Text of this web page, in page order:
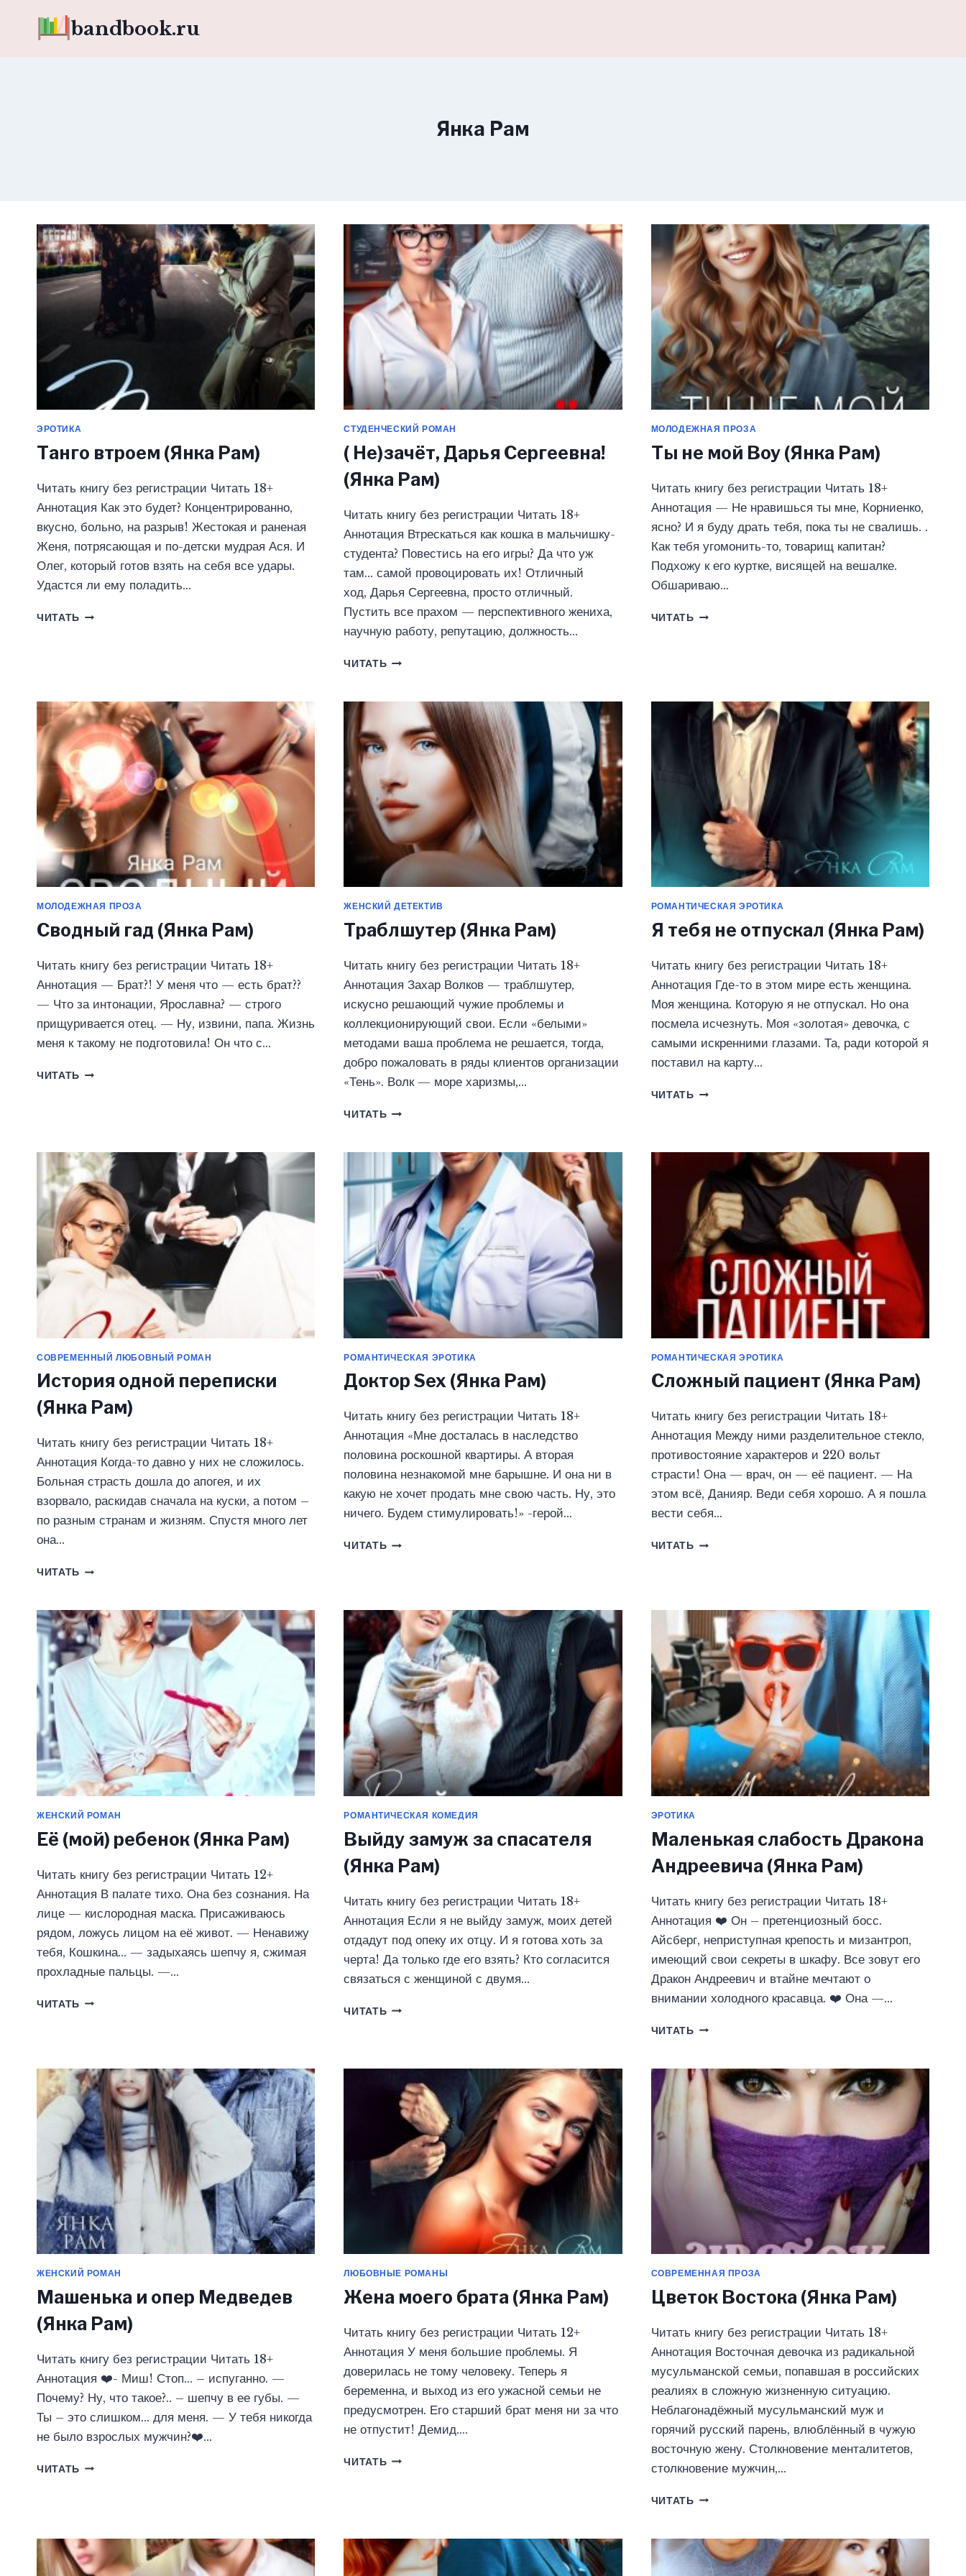
bandbook.ru
Янка Рам
ЭРОТИКА
Танго втроем (Янка Рам)
Читать книгу без регистрации Читать 18+
Аннотация Как это будет? Концентрированно,
вкусно, больно, на разрыв! Жестокая и раненая
Женя, потрясающая и по-детски мудрая Ася. И
Олег, который готов взять на себя все удары.
Удастся ли ему поладить…
ЧИТАТЬ ТАНГО
СТУДЕНЧЕСКИЙ РОМАН
( Не)зачёт, Дарья Сергеевна!
(Янка Рам)
Читать книгу без регистрации Читать 18+
Аннотация Втрескаться как кошка в мальчишку-
студента? Повестись на его игры? Да что уж
там… самой провоцировать их! Отличный
ход, Дарья Сергеевна, просто отличный.
Пустить все прахом — перспективного жениха,
научную работу, репутацию, должность…
ЧИТАТЬ
СЕРГЕЕВНА!
РАМ)
МОЛОДЕЖНАЯ ПРОЗА
Ты не мой Boy (Янка Рам)
Читать книгу без регистрации Читать 18+
Аннотация — Не нравишься ты мне, Корниенко,
ясно? И я буду драть тебя, пока ты не свалишь. .
Как тебя угомонить-то, товарищ капитан?
Подхожу к его куртке, висящей на вешалке.
Обшариваю…
ЧИТАТЬ ТЫ
МОЛОДЕЖНАЯ ПРОЗА
Сводный гад (Янка Рам)
Читать книгу без регистрации Читать 18+
Аннотация — Брат?! У меня что — есть брат??
— Что за интонации, Ярославна? — строго
прищуривается отец. — Ну, извини, папа. Жизнь
меня к такому не подготовила! Он что с…
ЧИТАТЬ СВОДНЫЙ
ЖЕНСКИЙ ДЕТЕКТИВ
Траблшутер (Янка Рам)
Читать книгу без регистрации Читать 18+
Аннотация Захар Волков — траблшутер,
искусно решающий чужие проблемы и
коллекционирующий свои. Если «белыми»
методами ваша проблема не решается, тогда,
добро пожаловать в ряды клиентов организации
«Тень». Волк — море харизмы,…
ЧИТАТЬ ТРАБЛШУТЕР
РОМАНТИЧЕСКАЯ ЭРОТИКА
Я тебя не отпускал (Янка Рам)
Читать книгу без регистрации Читать 18+
Аннотация Где-то в этом мире есть женщина.
Моя женщина. Которую я не отпускал. Но она
посмела исчезнуть. Моя «золотая» девочка, с
самыми искренними глазами. Та, ради которой я
поставил на карту…
ЧИТАТЬ Я
(ЯНКА
СОВРЕМЕННЫЙ ЛЮБОВНЫЙ РОМАН
История одной переписки
(Янка Рам)
Читать книгу без регистрации Читать 18+
Аннотация Когда-то давно у них не сложилось.
Больная страсть дошла до апогея, и их
взорвало, раскидав сначала на куски, а потом –
по разным странам и жизням. Спустя много лет
она…
ЧИТАТЬ ИСТОРИЯ
(ЯНКА
РАМ)
РОМАНТИЧЕСКАЯ ЭРОТИКА
Доктор Sex (Янка Рам)
Читать книгу без регистрации Читать 18+
Аннотация «Мне досталась в наследство
половина роскошной квартиры. А вторая
половина незнакомой мне барышне. И она ни в
какую не хочет продать мне свою часть. Ну, это
ничего. Будем стимулировать!» -герой…
ЧИТАТЬ ДОКТОР
РОМАНТИЧЕСКАЯ ЭРОТИКА
Сложный пациент (Янка Рам)
Читать книгу без регистрации Читать 18+
Аннотация Между ними разделительное стекло,
противостояние характеров и 220 вольт
страсти! Она — врач, он — её пациент. — На
этом всё, Данияр. Веди себя хорошо. А я пошла
вести себя…
ЧИТАТЬ СЛОЖНЫЙ
ЖЕНСКИЙ РОМАН
Её (мой) ребенок (Янка Рам)
Читать книгу без регистрации Читать 12+
Аннотация В палате тихо. Она без сознания. На
лице — кислородная маска. Присаживаюсь
рядом, ложусь лицом на её живот. — Ненавижу
тебя, Кошкина… — задыхаясь шепчу я, сжимая
прохладные пальцы. —…
ЧИТАТЬ ЕЁ
РОМАНТИЧЕСКАЯ КОМЕДИЯ
Выйду замуж за спасателя
(Янка Рам)
Читать книгу без регистрации Читать 18+
Аннотация Если я не выйду замуж, моих детей
отдадут под опеку их отцу. И я готова хоть за
черта! Да только где его взять? Кто согласится
связаться с женщиной с двумя…
ЧИТАТЬ ВЫЙДУ
(ЯНКА
РАМ)
ЭРОТИКА
Маленькая слабость Дракона
Андреевича (Янка Рам)
Читать книгу без регистрации Читать 18+
Аннотация ❤️ Он – претенциозный босс.
Айсберг, неприступная крепость и мизантроп,
имеющий свои секреты в шкафу. Все зовут его
Дракон Андреевич и втайне мечтают о
внимании холодного красавца. ❤️ Она —…
ЧИТАТЬ МАЛЕНЬКАЯ
АНДРЕЕВИЧА
(ЯНКА
РАМ)
ЖЕНСКИЙ РОМАН
Машенька и опер Медведев
(Янка Рам)
Читать книгу без регистрации Читать 18+
Аннотация ❤️- Миш! Стоп… – испуганно. —
Почему? Ну, что такое?.. – шепчу в ее губы. —
Ты – это слишком… для меня. — У тебя никогда
не было взрослых мужчин?❤️…
ЧИТАТЬ МАШЕНЬКА
РАМ)
ЛЮБОВНЫЕ РОМАНЫ
Жена моего брата (Янка Рам)
Читать книгу без регистрации Читать 12+
Аннотация У меня большие проблемы. Я
доверилась не тому человеку. Теперь я
беременна, и выход из его ужасной семьи не
предусмотрен. Его старший брат меня ни за что
не отпустит! Демид….
ЧИТАТЬ ЖЕНА
СОВРЕМЕННАЯ ПРОЗА
Цветок Востока (Янка Рам)
Читать книгу без регистрации Читать 18+
Аннотация Восточная девочка из радикальной
мусульманской семьи, попавшая в российских
реалиях в сложную жизненную ситуацию.
Неблагонадёжный мусульманский муж и
горячий русский парень, влюблённый в чужую
восточную жену. Столкновение менталитетов,
столкновение мужчин,…
ЧИТАТЬ ЦВЕТОК
РАМ)